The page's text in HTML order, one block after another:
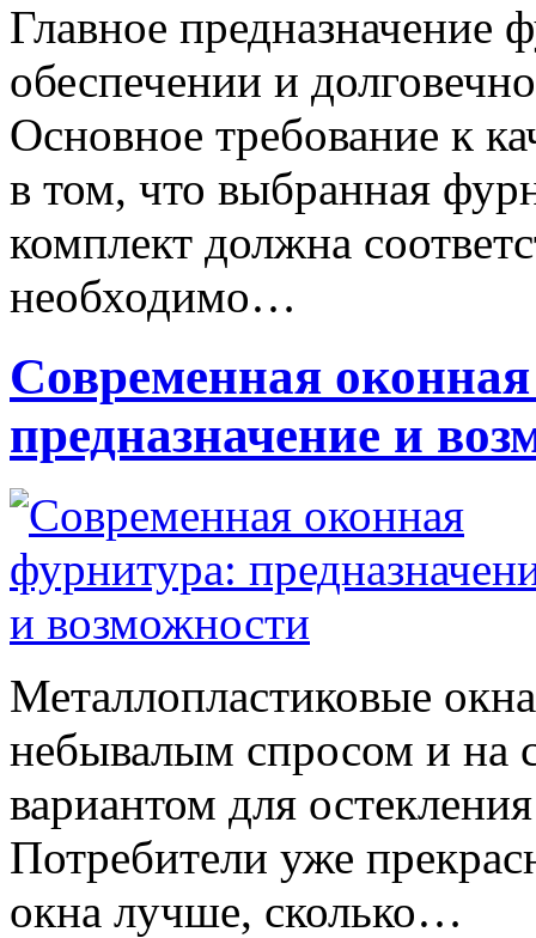
Главное предназначение
обеспечении и
Основное требование к
в том, что выбранная
комплект должна
необходимо…
Современная
предназначение и
Металлопластиковые
небывалым спросом и на
вариантом для
Потребители уже
окна лучше, сколько…